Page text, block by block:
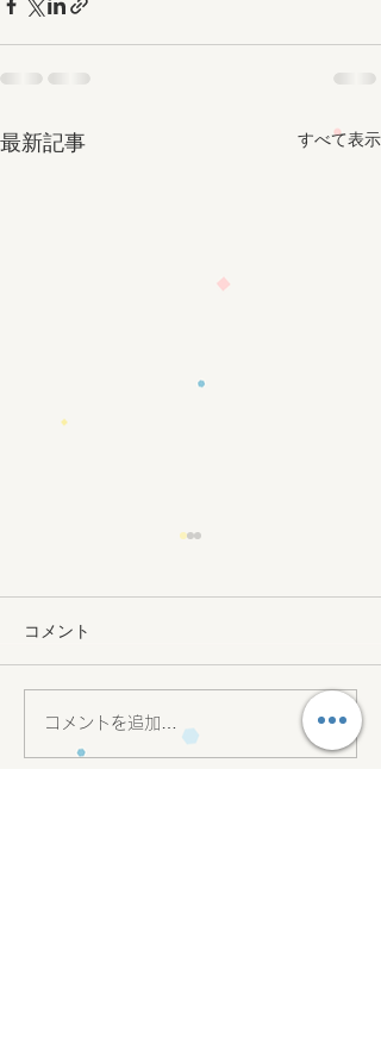
最新記事 すべて表示
26.5.1上本町教室新規
OPEN🤗✨
コメント
コメントを追加…